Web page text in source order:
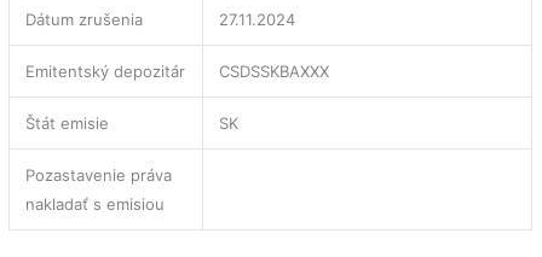
Dátum zrušenia 27.11.2024
Emitentský depozitár CSDSSKBAXXX
Štát emisie SK
Pozastavenie práva
nakladať s emisiou